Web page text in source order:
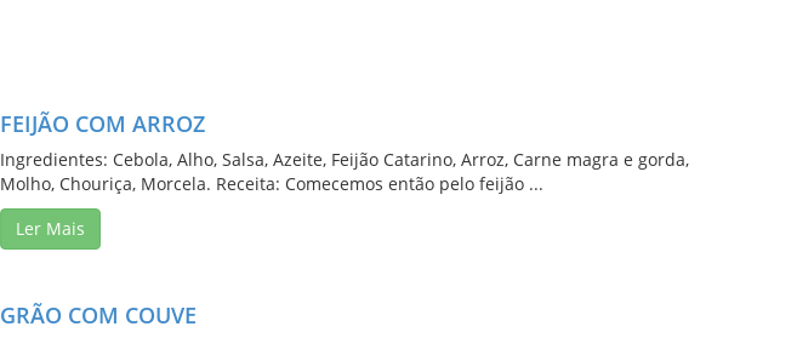
FEIJÃO COM ARROZ
Ingredientes: Cebola, Alho, Salsa, Azeite, Feijão Catarino, Arroz, Carne magra e gorda,
Molho, Chouriça, Morcela. Receita: Comecemos então pelo feijão ...
Ler Mais
GRÃO COM COUVE